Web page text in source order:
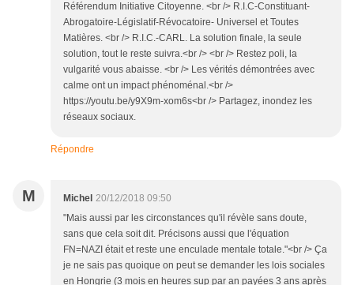
Référendum Initiative Citoyenne. <br /> R.I.C-Constituant-
Abrogatoire-Législatif-Révocatoire- Universel et Toutes
Matières. <br /> R.I.C.-CARL. La solution finale, la seule
solution, tout le reste suivra.<br /> <br /> Restez poli, la
vulgarité vous abaisse. <br /> Les vérités démontrées avec
calme ont un impact phénoménal.<br />
https://youtu.be/y9X9m-xom6s<br /> Partagez, inondez les
réseaux sociaux.
Répondre
M Michel 20/12/2018 09:50
"Mais aussi par les circonstances qu'il révèle sans doute,
sans que cela soit dit. Précisons aussi que l'équation
FN=NAZI était et reste une enculade mentale totale."<br /> Ça
je ne sais pas quoique on peut se demander les lois sociales
en Hongrie (3 mois en heures sup par an payées 3 ans après